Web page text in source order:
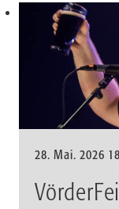
28. Mai. 2026